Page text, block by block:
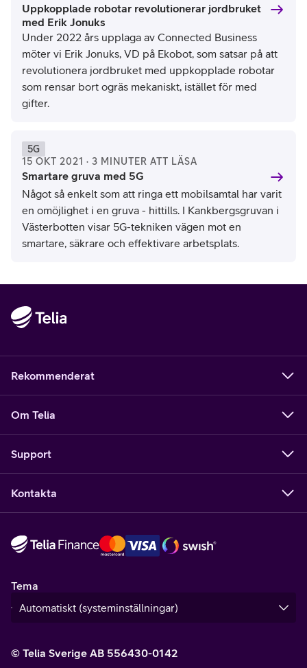
Uppkopplade robotar revolutionerar jordbruket
med Erik Jonuks
Under 2022 års upplaga av Connected Business
möter vi Erik Jonuks, VD på Ekobot, som satsar på att
revolutionera jordbruket med uppkopplade robotar
som rensar bort ogräs mekaniskt, istället för med
gifter.
5G
15 OKT 2021 · 3 MINUTER ATT LÄSA
Smartare gruva med 5G
Något så enkelt som att ringa ett mobilsamtal har varit
en omöjlighet i en gruva - hittills. I Kankbergsgruvan i
Västerbotten visar 5G-tekniken vägen mot en
smartare, säkrare och effektivare arbetsplats.
Rekommenderat
Om Telia
Support
Kontakta
Tema
© Telia Sverige AB 556430-0142